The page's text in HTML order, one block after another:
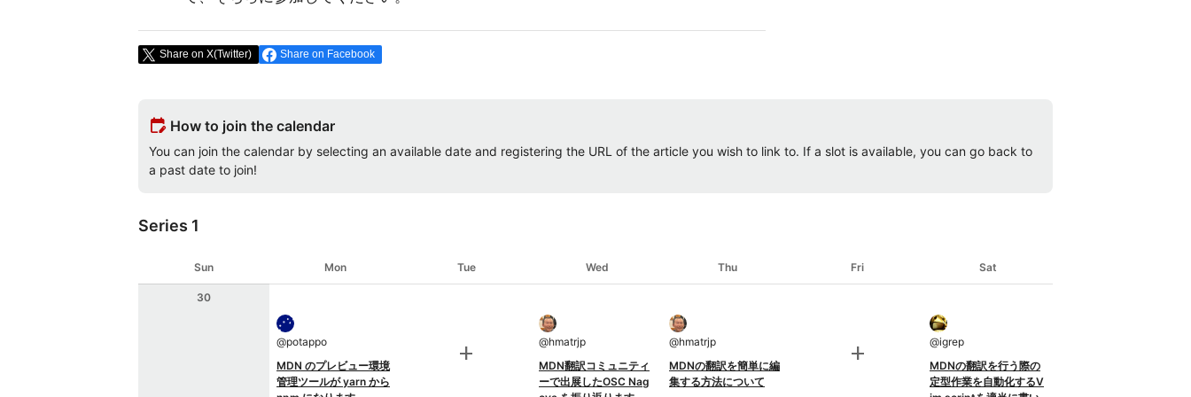
Share on X(Twitter) Share on Facebook
edit_calendar How to join the calendar
You can join the calendar by selecting an available date and registering the URL of the article you wish to link to. If a slot is available, you can go back to
a past date to join!
Series 1
Sun Mon Tue Wed Thu Fri Sat
30
@potappo
MDN のプレビュー環境
管理ツールが yarn から
add @hmatrjp
MDN翻訳コミュニティ
ーで出展したOSC Nag
@hmatrjp
MDNの翻訳を簡単に編
集する方法について
add @igrep
MDNの翻訳を行う際の
定型作業を自動化するV